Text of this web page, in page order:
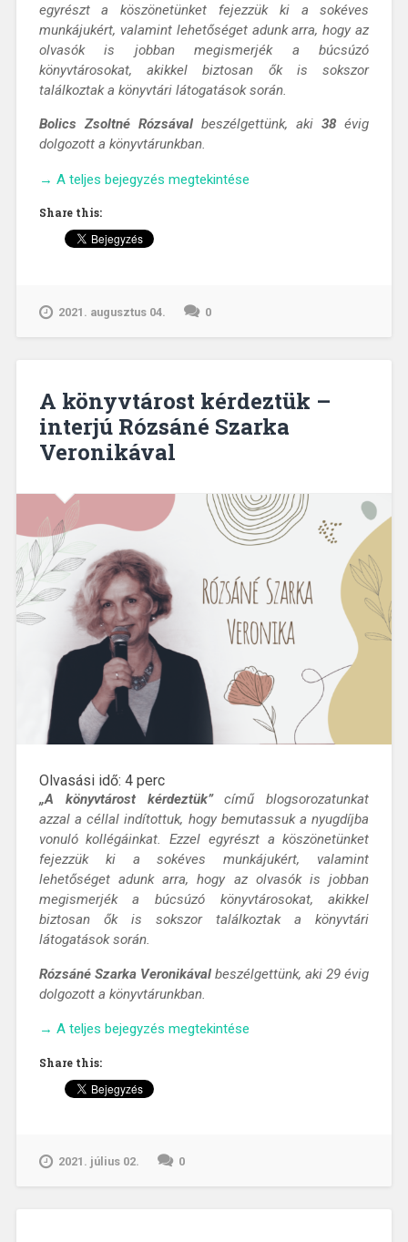
egyrészt a köszönetünket fejezzük ki a sokéves
munkájukért, valamint lehetőséget adunk arra, hogy az
olvasók is jobban megismerjék a búcsúzó
könyvtárosokat, akikkel biztosan ők is sokszor
találkoztak a könyvtári látogatások során.
Bolics Zsoltné Rózsávalbeszélgettünk, aki38 évig
dolgozott a könyvtárunkban.
„A
kérdeztük
→ A teljes bejegyzés megtekintése
Share this:
2021. augusztus 04. 0
A könyvtárost kérdeztük –
interjú Rózsáné Szarka
Veronikával
Olvasási idő: 4 perc
„A könyvtárost kérdeztük”című blogsorozatunkat
azzal a céllal indítottuk, hogy bemutassuk a nyugdíjba
vonuló kollégáinkat. Ezzel egyrészt a köszönetünket
fejezzük ki a sokéves munkájukért, valamint
lehetőséget adunk arra, hogy az olvasók is jobban
megismerjék a búcsúzó könyvtárosokat, akikkel
biztosan ők is sokszor találkoztak a könyvtári
látogatások során.
Rózsáné Szarka Veronikávalbeszélgettünk, aki 29 évig
dolgozott a könyvtárunkban.
„A
kérdeztük
Veronikával”
→ A teljes bejegyzés megtekintése
Share this:
2021. július 02. 0